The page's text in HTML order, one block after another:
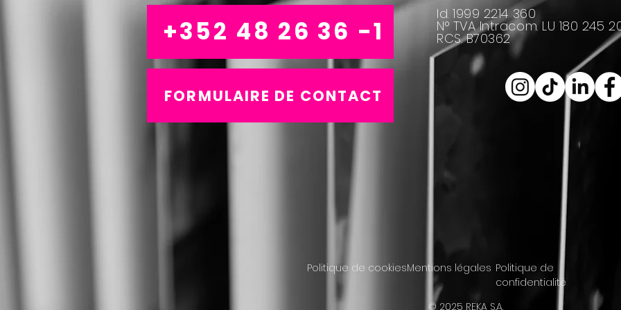
+352 48 26 36 -1
FORMULAIRE DE CONTACT
Id. 1999 2214 360
N° TVA Intracom. LU 180 245
RCS. B70362
Politique de cookiesMentions légales Politique de
confidentialité
© 2025 REKA S.A.